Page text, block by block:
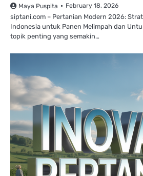
Maya Puspita February 18, 2026
siptani.com – Pertanian Modern 2026:
Indonesia untuk Panen Melimpah dan
topik penting yang semakin…